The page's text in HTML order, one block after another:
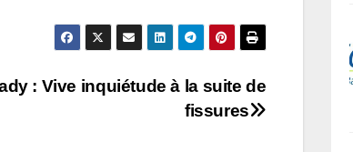
: Vive inquiétude à la suite de
fissures